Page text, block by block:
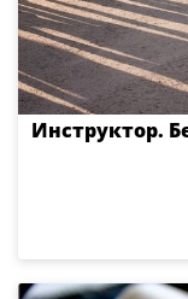
Инструктор.